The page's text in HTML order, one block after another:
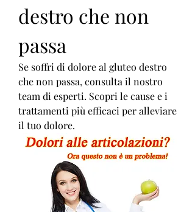
destro che non
passa
Se soffri di dolore al gluteo destro
che non passa, consulta il nostro
team di esperti. Scopri le cause e i
trattamenti più efficaci per alleviare
il tuo dolore.